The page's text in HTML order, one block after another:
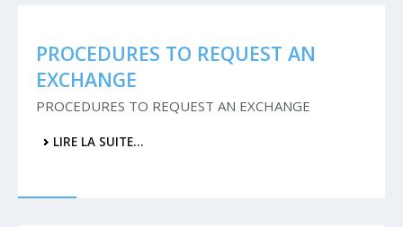
PROCEDURES TO REQUEST AN
EXCHANGE
PROCEDURES TO REQUEST AN EXCHANGE
LIRE LA SUITE…